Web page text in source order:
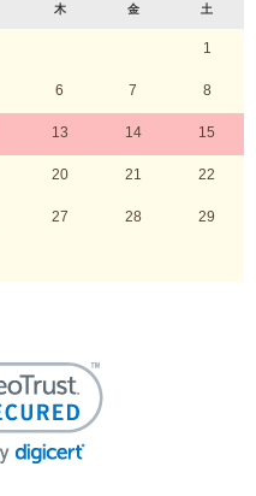
木 金 土
1
6 7 8
13 14 15
20 21 22
27 28 29